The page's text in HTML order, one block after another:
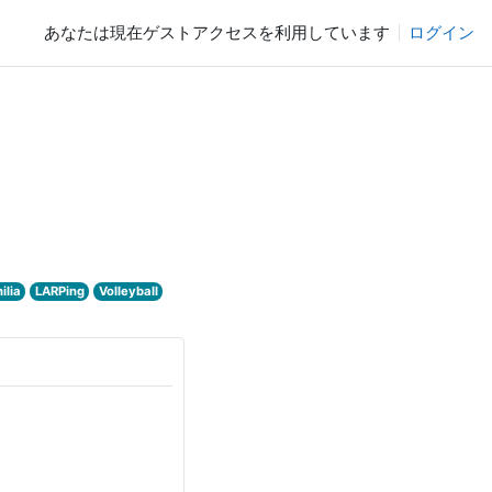
あなたは現在ゲストアクセスを利用しています ログイン
LARPing Volleyball